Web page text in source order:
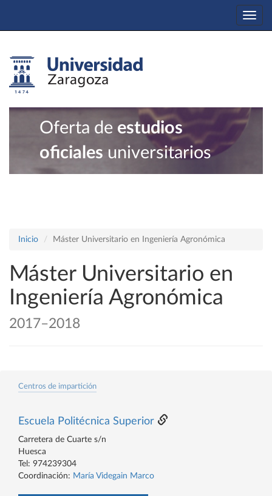
Oferta de estudios
oficiales universitarios
Inicio Máster Universitario en Ingeniería Agronómica
Máster Universitario en
Ingeniería Agronómica
2017–2018
Centros de impartición
Escuela Politécnica Superior
Carretera de Cuarte s/n
Huesca
Tel: 974239304
Coordinación: María Videgain Marco